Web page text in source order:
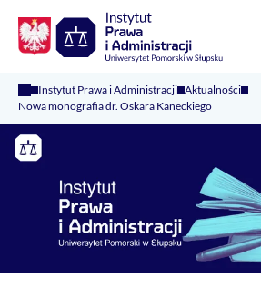
Instytut Prawa i Administracji Aktualności
Nowa monografia dr. Oskara Kaneckiego
Logo Kaliop Poland